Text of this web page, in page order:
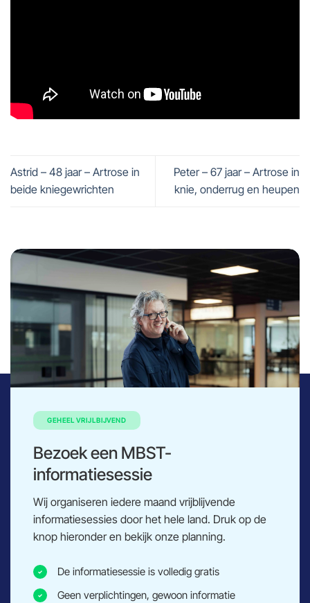
Astrid – 48 jaar – Artrose in
beide kniegewrichten
Peter – 67 jaar – Artrose in
knie, onderrug en heupen
GEHEEL VRIJLBIJVEND
Bezoek een MBST-
informatiesessie
Wij organiseren iedere maand vrijblijvende
informatiesessies door het hele land. Druk op de
knop hieronder en bekijk onze planning.
De informatiesessie is volledig gratis
Geen verplichtingen, gewoon informatie